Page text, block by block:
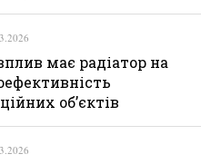
має радіатор на
об’єктів